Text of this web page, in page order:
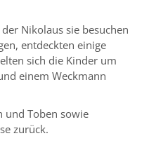
Nikolaus sie besuchen
entdeckten einige
sich die Kinder um
einem Weckmann
und Toben sowie
zurück.